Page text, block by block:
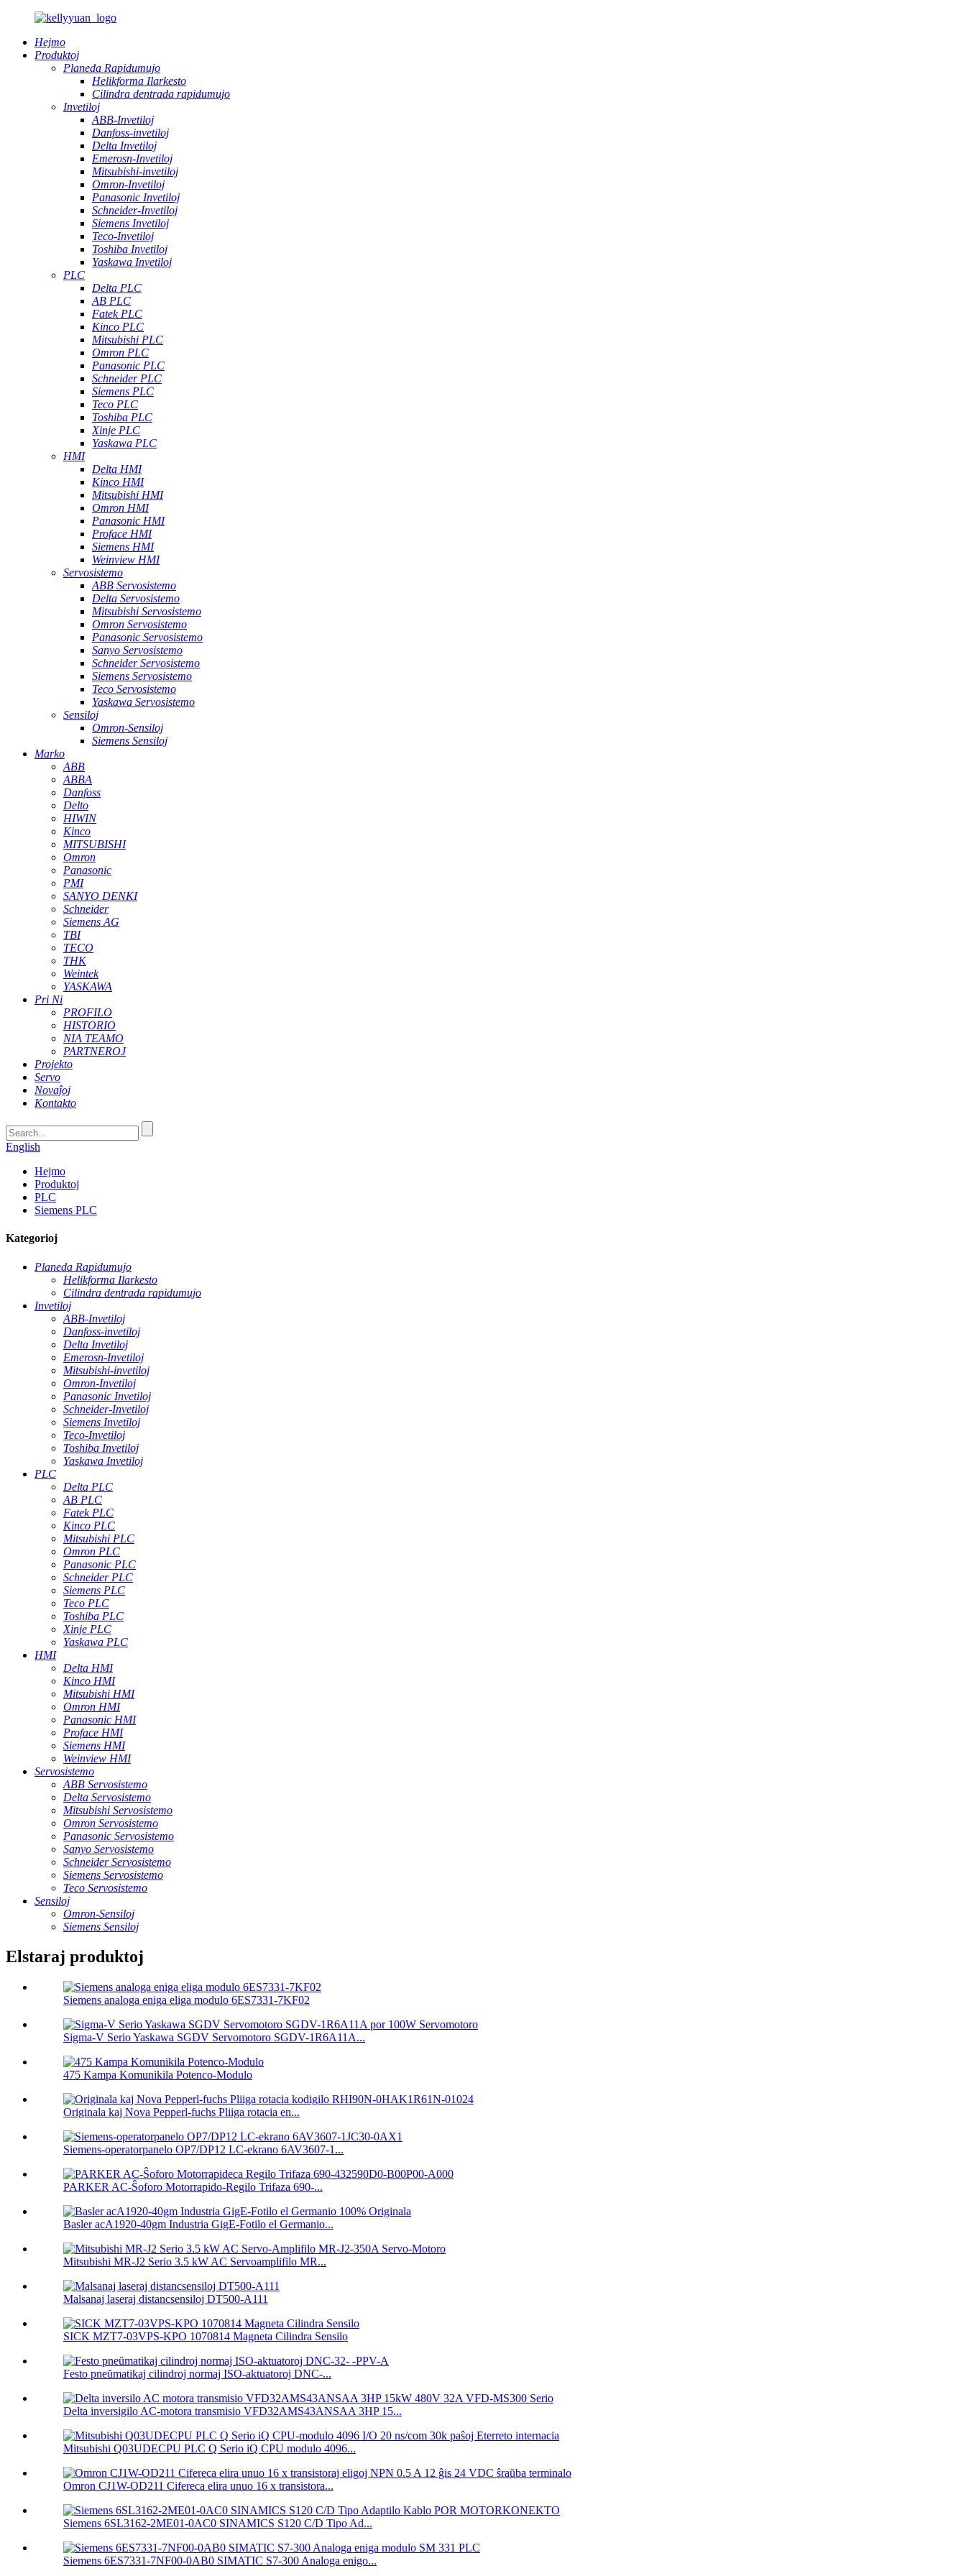
Hejmo
Produktoj
Planeda Rapidumujo
Helikforma Ilarkesto
Cilindra dentrada rapidumujo
Invetiloj
ABB-Invetiloj
Danfoss-invetiloj
Delta Invetiloj
Emerosn-Invetiloj
Mitsubishi-invetiloj
Omron-Invetiloj
Panasonic Invetiloj
Schneider-Invetiloj
Siemens Invetiloj
Teco-Invetiloj
Toshiba Invetiloj
Yaskawa Invetiloj
PLC
Delta PLC
AB PLC
Fatek PLC
Kinco PLC
Mitsubishi PLC
Omron PLC
Panasonic PLC
Schneider PLC
Siemens PLC
Teco PLC
Toshiba PLC
Xinje PLC
Yaskawa PLC
HMI
Delta HMI
Kinco HMI
Mitsubishi HMI
Omron HMI
Panasonic HMI
Proface HMI
Siemens HMI
Weinview HMI
Servosistemo
ABB Servosistemo
Delta Servosistemo
Mitsubishi Servosistemo
Omron Servosistemo
Panasonic Servosistemo
Sanyo Servosistemo
Schneider Servosistemo
Siemens Servosistemo
Teco Servosistemo
Yaskawa Servosistemo
Sensiloj
Omron-Sensiloj
Siemens Sensiloj
Marko
ABB
ABBA
Danfoss
Delto
HIWIN
Kinco
MITSUBISHI
Omron
Panasonic
PMI
SANYO DENKI
Schneider
Siemens AG
TBI
TECO
THK
Weintek
YASKAWA
Pri Ni
PROFILO
HISTORIO
NIA TEAMO
PARTNEROJ
Projekto
Servo
Novaĵoj
Kontakto
English
Hejmo
Produktoj
PLC
Siemens PLC
Kategorioj
Planeda Rapidumujo
Helikforma Ilarkesto
Cilindra dentrada rapidumujo
Invetiloj
ABB-Invetiloj
Danfoss-invetiloj
Delta Invetiloj
Emerosn-Invetiloj
Mitsubishi-invetiloj
Omron-Invetiloj
Panasonic Invetiloj
Schneider-Invetiloj
Siemens Invetiloj
Teco-Invetiloj
Toshiba Invetiloj
Yaskawa Invetiloj
PLC
Delta PLC
AB PLC
Fatek PLC
Kinco PLC
Mitsubishi PLC
Omron PLC
Panasonic PLC
Schneider PLC
Siemens PLC
Teco PLC
Toshiba PLC
Xinje PLC
Yaskawa PLC
HMI
Delta HMI
Kinco HMI
Mitsubishi HMI
Omron HMI
Panasonic HMI
Proface HMI
Siemens HMI
Weinview HMI
Servosistemo
ABB Servosistemo
Delta Servosistemo
Mitsubishi Servosistemo
Omron Servosistemo
Panasonic Servosistemo
Sanyo Servosistemo
Schneider Servosistemo
Siemens Servosistemo
Teco Servosistemo
Sensiloj
Omron-Sensiloj
Siemens Sensiloj
Elstaraj produktoj
Siemens analoga eniga eliga modulo 6ES7331-7KF02
Sigma-V Serio Yaskawa SGDV Servomotoro SGDV-1R6A11A...
475 Kampa Komunikila Potenco-Modulo
Originala kaj Nova Pepperl-fuchs Pliiga rotacia en...
Siemens-operatorpanelo OP7/DP12 LC-ekrano 6AV3607-1...
PARKER AC-Ŝoforo Motorrapido-Regilo Trifaza 690-...
Basler acA1920-40gm Industria GigE-Fotilo el Germanio...
Mitsubishi MR-J2 Serio 3.5 kW AC Servoamplifilo MR...
Malsanaj laseraj distancsensiloj DT500-A111
SICK MZT7-03VPS-KPO 1070814 Magneta Cilindra Sensilo
Festo pneŭmatikaj cilindroj normaj ISO-aktuatoroj DNC-...
Delta inversigilo AC-motora transmisio VFD32AMS43ANSAA 3HP 15...
Mitsubishi Q03UDECPU PLC Q Serio iQ CPU modulo 4096...
Omron CJ1W-OD211 Cifereca elira unuo 16 x transistora...
Siemens 6SL3162-2ME01-0AC0 SINAMICS S120 C/D Tipo Ad...
Siemens 6ES7331-7NF00-0AB0 SIMATIC S7-300 Analoga enigo...